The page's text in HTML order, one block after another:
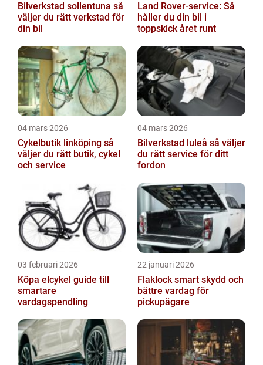
Bilverkstad sollentuna så
väljer du rätt verkstad för
din bil
Land Rover-service: Så
håller du din bil i
toppskick året runt
04 mars 2026
Cykelbutik linköping så
väljer du rätt butik, cykel
och service
04 mars 2026
Bilverkstad luleå så väljer
du rätt service för ditt
fordon
03 februari 2026
Köpa elcykel guide till
smartare
vardagspendling
22 januari 2026
Flaklock smart skydd och
bättre vardag för
pickupägare